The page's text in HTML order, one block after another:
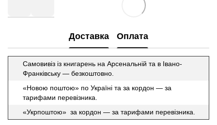
Доставка Оплата
Самовивіз із книгарень на Арсенальній та в Івано-
Франківську — безкоштовно.
«Новою поштою» по Україні та за кордон — за
тарифами перевізника.
«Укрпоштою» за кордон — за тарифами перевізника.